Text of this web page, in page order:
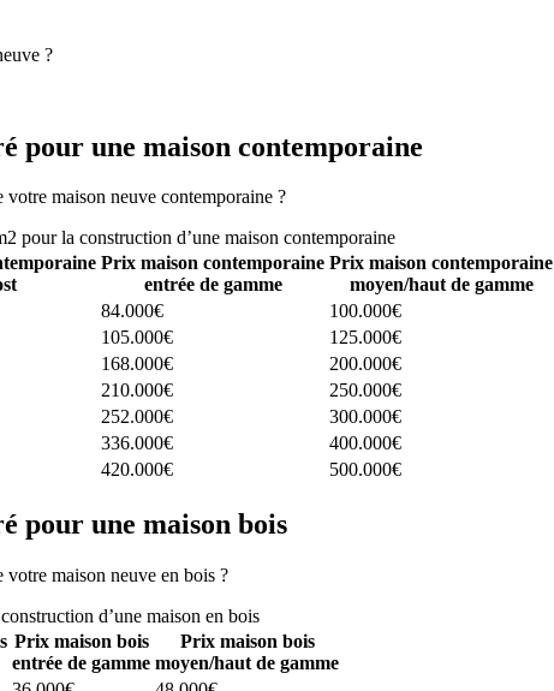
?
pour une maison contemporaine
maison neuve contemporaine ?
pour la construction d’une maison contemporaine
Prix maison contemporaine
entrée de gamme
Prix maison contemporaine
moyen/haut de gamme
84.000€
100.000€
105.000€
125.000€
168.000€
200.000€
210.000€
250.000€
252.000€
300.000€
336.000€
400.000€
420.000€ 500.000€
pour une maison bois
maison neuve en bois ?
d’une maison en bois
Prix maison bois
entrée de gamme
Prix maison bois
moyen/haut de gamme